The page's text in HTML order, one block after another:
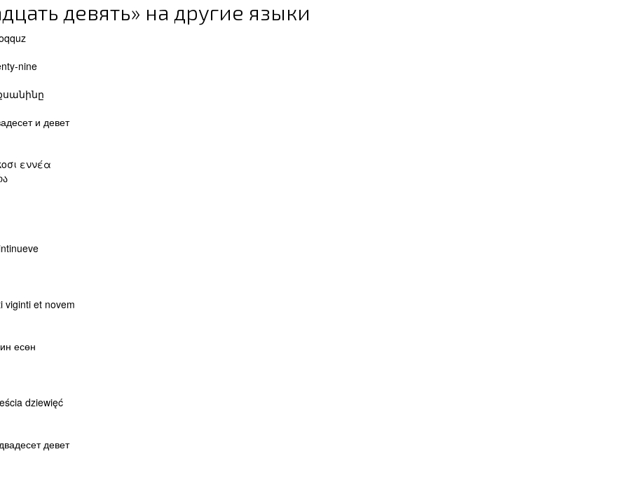
девять» на другие языки
nine
и девет
εννέα
viginti et novem
есөн
dziewięć
девет